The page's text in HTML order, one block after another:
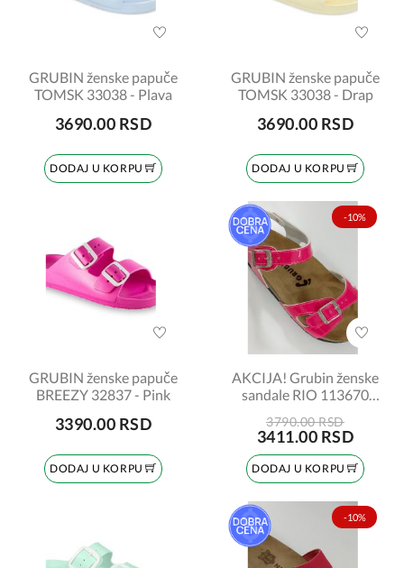
GRUBIN ženske papuče
TOMSK 33038 - Plava
3690.00 RSD
DODAJ U KORPU
GRUBIN ženske papuče
TOMSK 33038 - Drap
3690.00 RSD
DODAJ U KORPU
GRUBIN ženske papuče
BREEZY 32837 - Pink
3390.00 RSD
DODAJ U KORPU
-10%
AKCIJA! Grubin ženske
sandale RIO 113670
3790.00 RSD
3411.00 RSD
DODAJ U KORPU
-10%